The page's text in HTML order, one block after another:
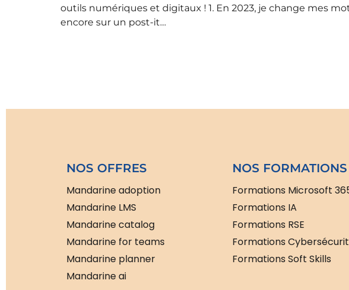
outils numériques et digitaux ! 1. En 2023, je change mes
encore sur un post-it…
NOS OFFRES
Mandarine adoption
Mandarine LMS
Mandarine catalog
Mandarine for teams
Mandarine planner
Mandarine ai
NOS FORMATIONS
Formations Microsoft
Formations IA
Formations RSE
Formations
Formations Soft Skills